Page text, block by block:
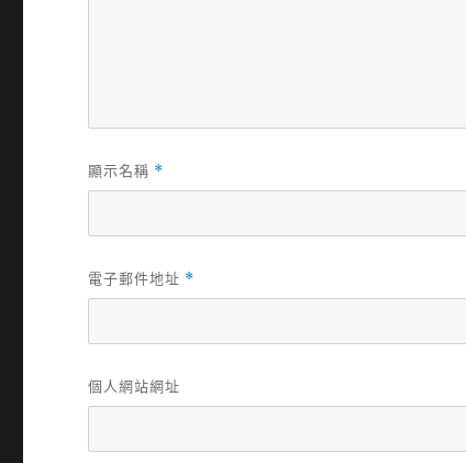
顯示名稱 *
電子郵件地址 *
個人網站網址